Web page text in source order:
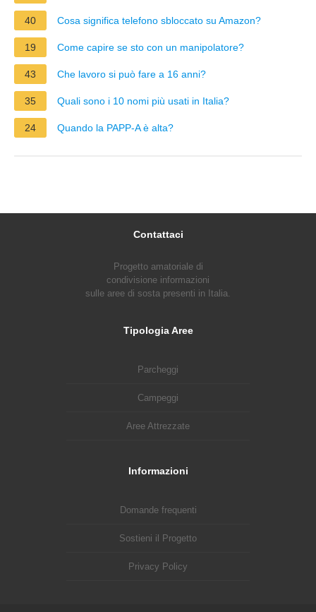
40 Cosa significa telefono sbloccato su Amazon?
19 Come capire se sto con un manipolatore?
43 Che lavoro si può fare a 16 anni?
35 Quali sono i 10 nomi più usati in Italia?
24 Quando la PAPP-A è alta?
Contattaci
Progetto amatoriale di
condivisione informazioni
sulle aree di sosta presenti in Italia.
Tipologia Aree
Parcheggi
Campeggi
Aree Attrezzate
Informazioni
Domande frequenti
Sostieni il Progetto
Privacy Policy